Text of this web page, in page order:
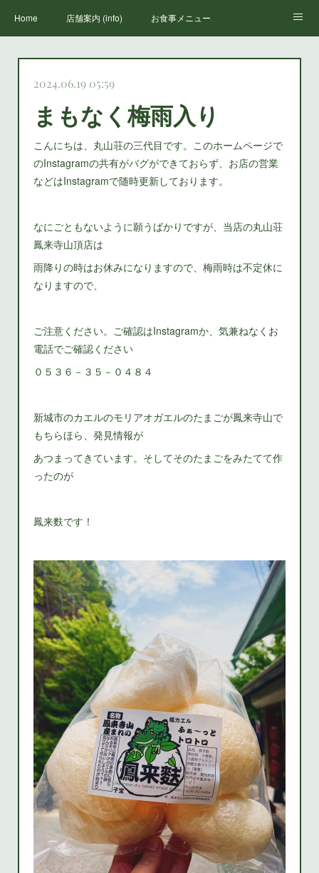
Home 店舗案内 (info) お食事メニュー
2024.06.19 05:59
まもなく梅雨入り
こんにちは、丸山荘の三代目です。このホームページで
のInstagramの共有がバグができておらず、お店の営業
などはInstagramで随時更新しております。
なにごともないように願うばかりですが、当店の丸山荘
鳳来寺山頂店は
雨降りの時はお休みになりますので、梅雨時は不定休に
なりますので、
ご注意ください。ご確認はInstagramか、気兼ねなくお
電話でご確認ください
０５３６－３５－０４８４
新城市のカエルのモリアオガエルのたまごが鳳来寺山で
もちらほら、発見情報が
あつまってきています。そしてそのたまごをみたてて作
ったのが
鳳来麩です！